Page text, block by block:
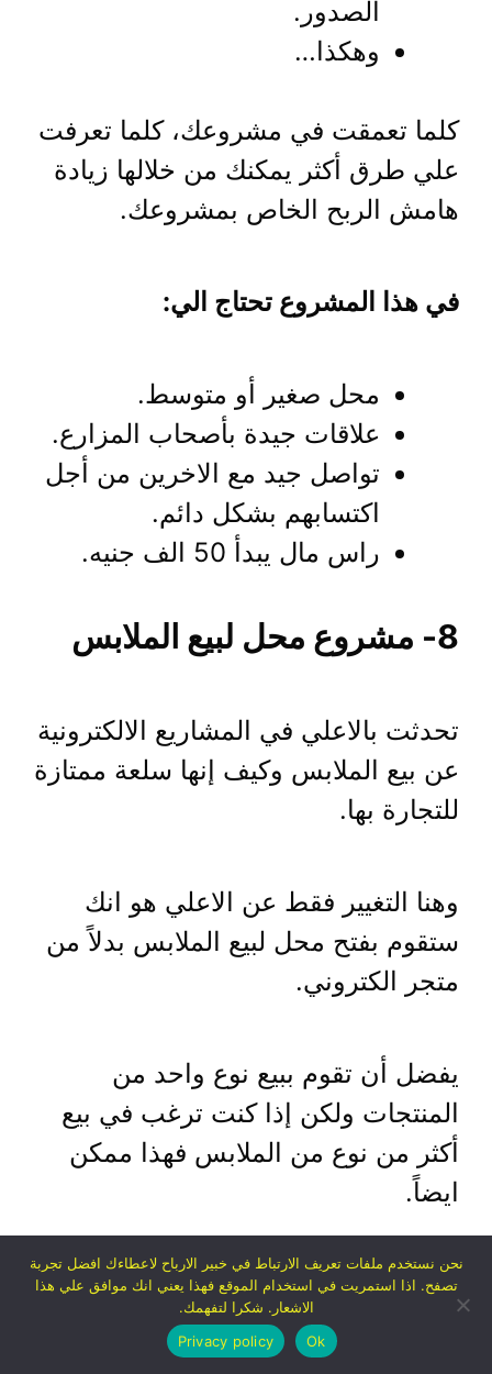
الصدور.
وهكذا…
كلما تعمقت في مشروعك، كلما تعرفت
علي طرق أكثر يمكنك من خلالها زيادة
هامش الربح الخاص بمشروعك.
في هذا المشروع تحتاج الي:
محل صغير أو متوسط.
علاقات جيدة بأصحاب المزارع.
تواصل جيد مع الاخرين من أجل
اكتسابهم بشكل دائم.
راس مال يبدأ 50 الف جنيه.
8- مشروع محل لبيع الملابس
تحدثت بالاعلي في المشاريع الالكترونية
عن بيع الملابس وكيف إنها سلعة ممتازة
للتجارة بها.
وهنا التغيير فقط عن الاعلي هو انك
ستقوم بفتح محل لبيع الملابس بدلاً من
متجر الكتروني.
يفضل أن تقوم ببيع نوع واحد من
المنتجات ولكن إذا كنت ترغب في بيع
أكثر من نوع من الملابس فهذا ممكن
ايضاً.
تجربة:صديق لي بدأ بالفعل في هذا
المشروع وتخصص في بيع البنطلونات
نحن نستخدم ملفات تعريف الارتباط في خبير الارباح لاعطاءك افضل تجربة
تصفح. اذا استمريت في استخدام الموقع فهذا يعني انك موافق علي هذا
الاشعار. شكرا لتفهمك.
Ok
Privacy policy